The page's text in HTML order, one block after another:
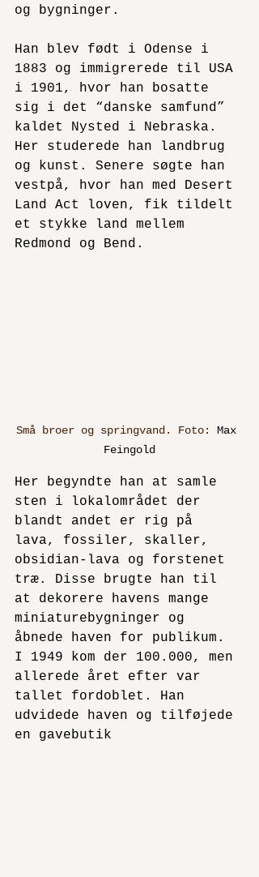
og bygninger.
Han blev født i Odense i
1883 og immigrerede til USA
i 1901, hvor han bosatte
sig i det “danske samfund”
kaldet Nysted i Nebraska.
Her studerede han landbrug
og kunst. Senere søgte han
vestpå, hvor han med Desert
Land Act loven, fik tildelt
et stykke land mellem
Redmond og Bend.
Små broer og springvand. Foto: Max
Feingold
Her begyndte han at samle
sten i lokalområdet der
blandt andet er rig på
lava, fossiler, skaller,
obsidian-lava og forstenet
træ. Disse brugte han til
at dekorere havens mange
miniaturebygninger og
åbnede haven for publikum.
I 1949 kom der 100.000, men
allerede året efter var
tallet fordoblet. Han
udvidede haven og tilføjede
en gavebutik